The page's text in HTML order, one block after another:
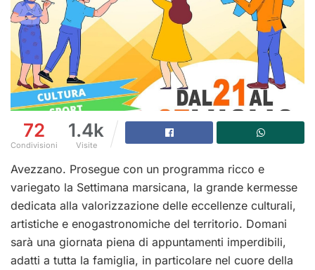
72
Condivisioni
1.4k
Visite
Avezzano. Prosegue con un programma ricco e
variegato la Settimana marsicana, la grande kermesse
dedicata alla valorizzazione delle eccellenze culturali,
artistiche e enogastronomiche del territorio. Domani
sarà una giornata piena di appuntamenti imperdibili,
adatti a tutta la famiglia, in particolare nel cuore della